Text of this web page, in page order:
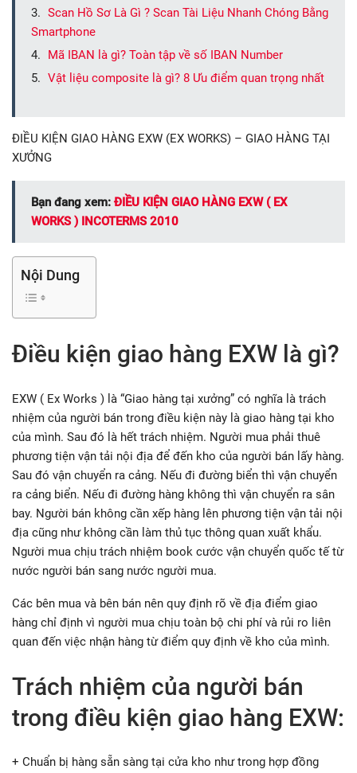
Scan Hồ Sơ Là Gì ? Scan Tài Liệu Nhanh Chóng Bằng
Smartphone
Mã IBAN là gì? Toàn tập về số IBAN Number
Vật liệu composite là gì? 8 Ưu điểm quan trọng nhất
ĐIỀU KIỆN GIAO HÀNG EXW (EX WORKS) – GIAO HÀNG TẠI
XƯỞNG
Bạn đang xem: ĐIỀU KIỆN GIAO HÀNG EXW ( EX
WORKS ) INCOTERMS 2010
Nội Dung
Điều kiện giao hàng EXW là gì?
EXW ( Ex Works ) là “Giao hàng tại xưởng” có nghĩa là trách
nhiệm của người bán trong điều kiện này là giao hàng tại kho
của mình. Sau đó là hết trách nhiệm. Người mua phải thuê
phương tiện vận tải nội địa để đến kho của người bán lấy hàng.
Sau đó vận chuyển ra cảng. Nếu đi đường biển thì vận chuyển
ra cảng biển. Nếu đi đường hàng không thì vận chuyển ra sân
bay. Người bán không cần xếp hàng lên phương tiện vận tải nội
địa cũng như không cần làm thủ tục thông quan xuất khẩu.
Người mua chịu trách nhiệm book cước vận chuyển quốc tế từ
nước người bán sang nước người mua.
Các bên mua và bên bán nên quy định rõ về địa điểm giao
hàng chỉ định vì người mua chịu toàn bộ chi phí và rủi ro liên
quan đến việc nhận hàng từ điểm quy định về kho của mình.
Trách nhiệm của người bán
trong điều kiện giao hàng EXW:
+ Chuẩn bị hàng sẵn sàng tại cửa kho như trong hợp đồng